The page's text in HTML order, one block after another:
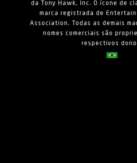
da Tony Hawk, Inc. O ícone de
marca registrada de
Association. Todas as demais
nomes comerciais são
respectivos